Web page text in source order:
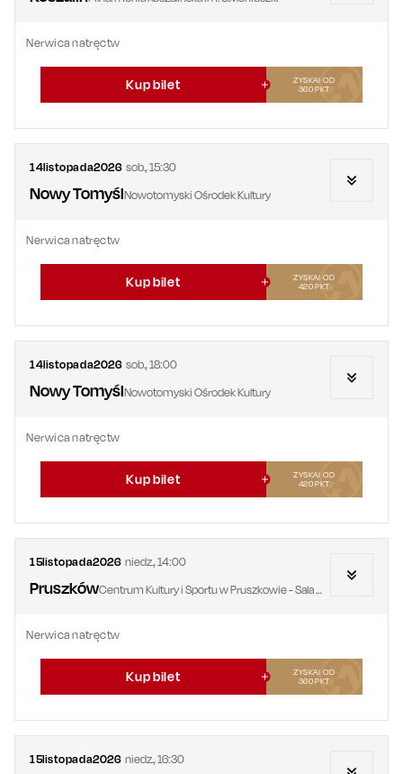
Nerwica natręctw
Kup bilet
ZYSKAJ OD
360PKT
14listopada2026 sob.,15:30
Nowy TomyślNowotomyski Ośrodek Kultury
Nerwica natręctw
Kup bilet
ZYSKAJ OD
420PKT
14listopada2026 sob.,18:00
Nowy TomyślNowotomyski Ośrodek Kultury
Nerwica natręctw
Kup bilet
ZYSKAJ OD
420PKT
15listopada2026 niedz.,14:00
Pruszków Centrum Kultury i Sportu w Pruszkowie - Sala Widowiskowa
Nerwica natręctw
Kup bilet
ZYSKAJ OD
360PKT
15listopada2026 niedz.,16:30